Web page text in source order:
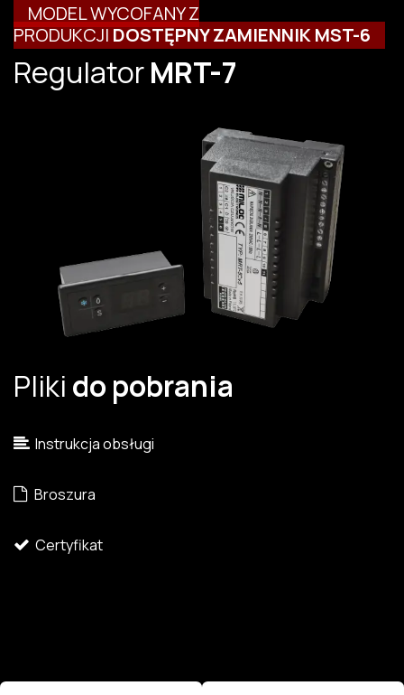
MODEL WYCOFANY Z
PRODUKCJIDOSTĘPNYZAMIENNIKMST-6
RegulatorMRT-7
Pliki do pobrania
Instrukcja obsługi
Broszura
Certyfikat